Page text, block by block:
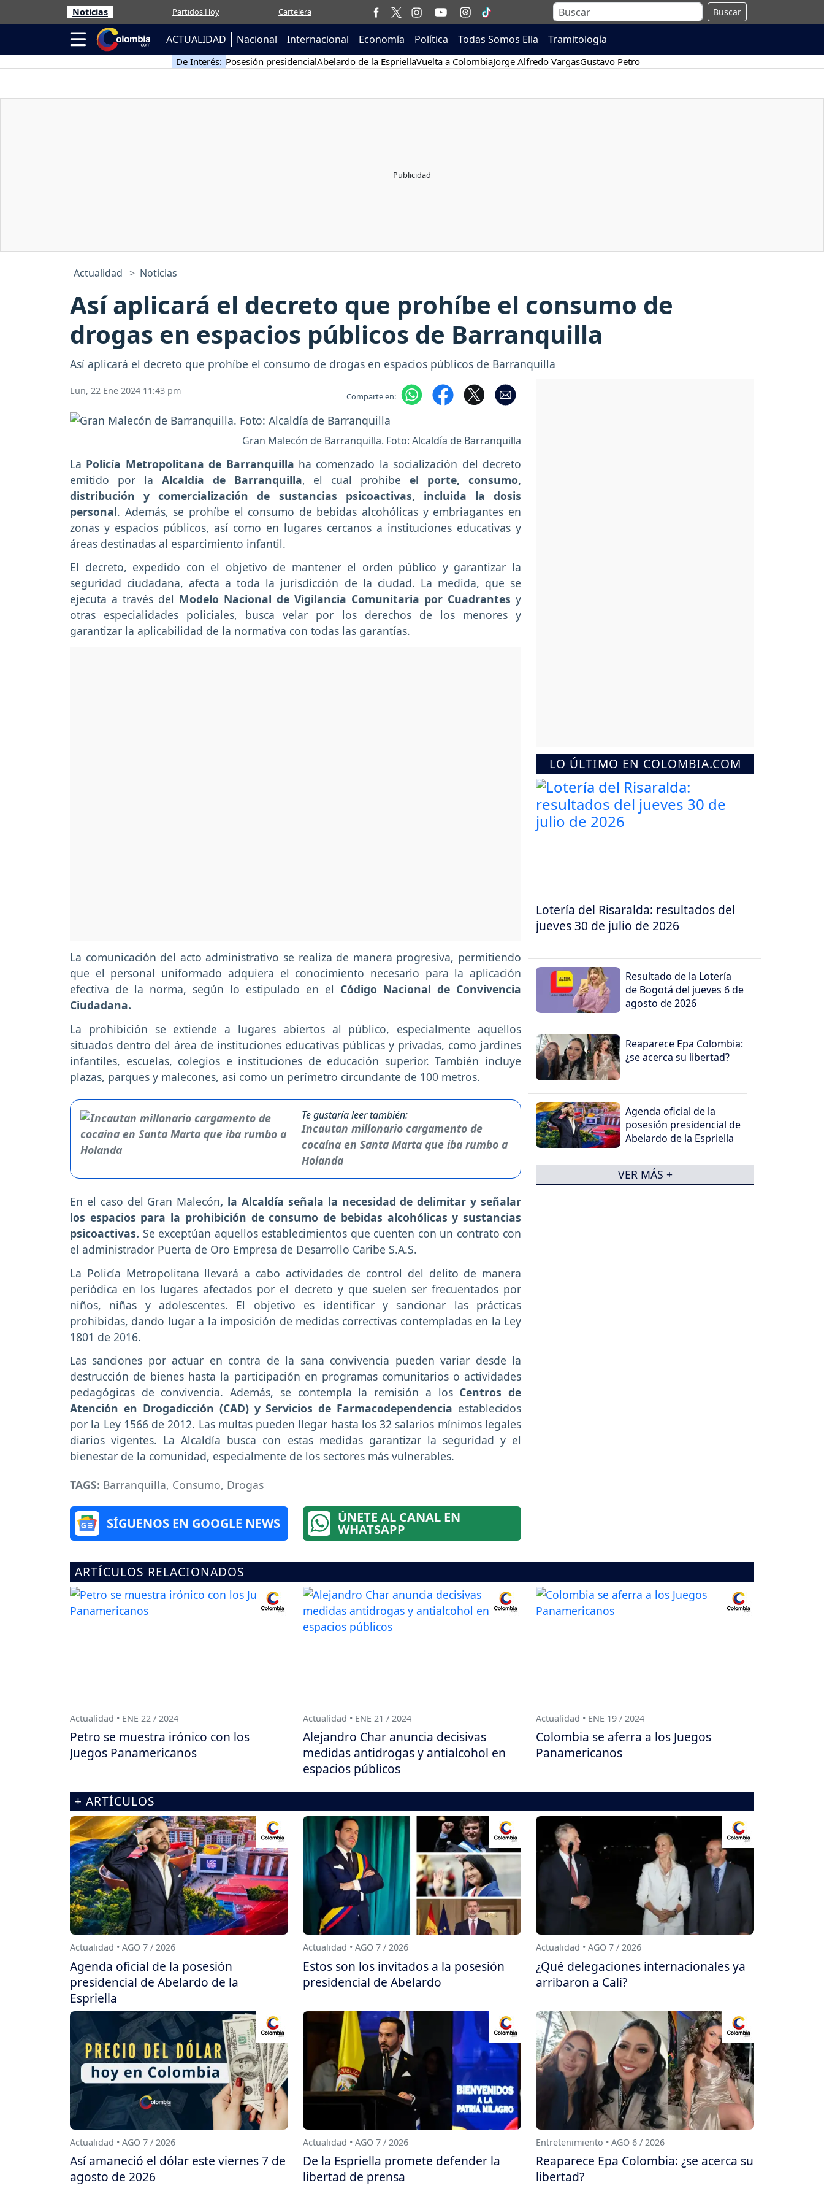
Noticias Partidos Hoy Cartelera Buscar
ACTUALIDAD Nacional Internacional Economía Política Todas Somos Ella Tramitología
De Interés: Posesión presidencialAbelardo de la EspriellaVuelta a ColombiaJorge Alfredo VargasGustavo Petro
Actualidad Noticias
Así aplicará el decreto que prohíbe el consumo de
drogas en espacios públicos de Barranquilla
Así aplicará el decreto que prohíbe el consumo de drogas en espacios públicos de Barranquilla
Lun, 22 Ene 2024 11:43 pm Comparte en:
Gran Malecón de Barranquilla. Foto: Alcaldía de Barranquilla
La Policía Metropolitana de Barranquilla ha comenzado la socialización del decreto
emitido por la Alcaldía de Barranquilla, el cual prohíbeel porte, consumo,
distribución y comercialización de sustancias psicoactivas, incluida la dosis
personal. Además, se prohíbe el consumo de bebidas alcohólicas y embriagantes en
zonas y espacios públicos, así como en lugares cercanos a instituciones educativas y
áreas destinadas al esparcimiento infantil.
El decreto, expedido con el objetivo de mantener el orden público y garantizar la
seguridad ciudadana, afecta a toda la jurisdicción de la ciudad. La medida, que se
ejecuta a través del Modelo Nacional de Vigilancia Comunitaria por Cuadrantes y
otras especialidades policiales, busca velar por los derechos de los menores y
garantizar la aplicabilidad de la normativa con todas las garantías.
La comunicación del acto administrativo se realiza de manera progresiva, permitiendo
que el personal uniformado adquiera el conocimiento necesario para la aplicación
efectiva de la norma, según lo estipulado en el Código Nacional de Convivencia
Ciudadana.
La prohibición se extiende a lugares abiertos al público, especialmente aquellos
situados dentro del área de instituciones educativas públicas y privadas, como jardines
infantiles, escuelas, colegios e instituciones de educación superior. También incluye
plazas, parques y malecones, así como un perímetro circundante de 100 metros.
Te gustaría leer también:
Incautan millonario cargamento de
cocaína en Santa Marta que iba rumbo a
Holanda
En el caso del Gran Malecón, la Alcaldía señala la necesidad de delimitar y señalar
los espacios para la prohibición de consumo de bebidas alcohólicas y sustancias
psicoactivas. Se exceptúan aquellos establecimientos que cuenten con un contrato con
el administrador Puerta de Oro Empresa de Desarrollo Caribe S.A.S.
La Policía Metropolitana llevará a cabo actividades de control del delito de manera
periódica en los lugares afectados por el decreto y que suelen ser frecuentados por
niños, niñas y adolescentes. El objetivo es identificar y sancionar las prácticas
prohibidas, dando lugar a la imposición de medidas correctivas contempladas en la Ley
1801 de 2016.
Las sanciones por actuar en contra de la sana convivencia pueden variar desde la
destrucción de bienes hasta la participación en programas comunitarios o actividades
pedagógicas de convivencia. Además, se contempla la remisión a los Centros de
Atención en Drogadicción (CAD) y Servicios de Farmacodependencia establecidos
por la Ley 1566 de 2012. Las multas pueden llegar hasta los 32 salarios mínimos legales
diarios vigentes. La Alcaldía busca con estas medidas garantizar la seguridad y el
bienestar de la comunidad, especialmente de los sectores más vulnerables.
TAGS: Barranquilla, Consumo, Drogas
SÍGUENOS EN GOOGLE NEWS ÚNETE AL CANAL EN
WHATSAPP
LO ÚLTIMO EN COLOMBIA.COM
Lotería del Risaralda: resultados del
jueves 30 de julio de 2026
Resultado de la Lotería
de Bogotá del jueves 6 de
agosto de 2026
Reaparece Epa Colombia:
¿se acerca su libertad?
Agenda oficial de la
posesión presidencial de
Abelardo de la Espriella
VER MÁS +
ARTÍCULOS RELACIONADOS
Actualidad • ENE 22 / 2024
Petro se muestra irónico con los
Juegos Panamericanos
Actualidad • ENE 21 / 2024
Alejandro Char anuncia decisivas
medidas antidrogas y antialcohol en
espacios públicos
Actualidad • ENE 19 / 2024
Colombia se aferra a los Juegos
Panamericanos
+ ARTÍCULOS
Actualidad • AGO 7 / 2026
Agenda oficial de la posesión
presidencial de Abelardo de la
Espriella
Actualidad • AGO 7 / 2026
Estos son los invitados a la posesión
presidencial de Abelardo
Actualidad • AGO 7 / 2026
¿Qué delegaciones internacionales ya
arribaron a Cali?
Actualidad • AGO 7 / 2026
Así amaneció el dólar este viernes 7 de
agosto de 2026
Actualidad • AGO 7 / 2026
De la Espriella promete defender la
libertad de prensa
Entretenimiento • AGO 6 / 2026
Reaparece Epa Colombia: ¿se acerca su
libertad?